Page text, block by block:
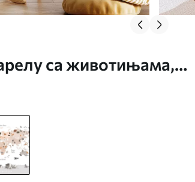
са животињама,